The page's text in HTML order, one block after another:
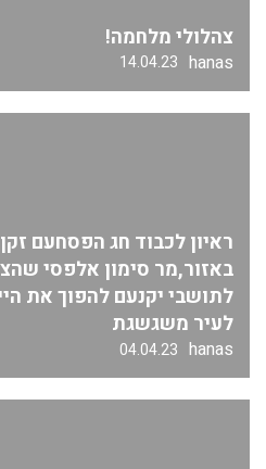
צהלולי מלחמה!
hanas
14.04.23
ראיון לכבוד חג הפסחעם
באזור,מר סימון אלפסי
לתושבי יקנעם להפוך את
לעיר משגשגת
hanas
04.04.23